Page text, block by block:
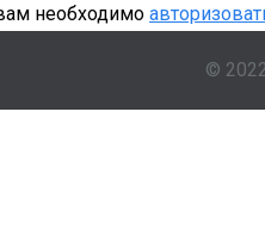
необходимо
©